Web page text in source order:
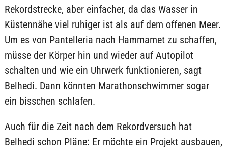
Rekordstrecke, aber einfacher, da das Wasser in
Küstennähe viel ruhiger ist als auf dem offenen Meer.
Um es von Pantelleria nach Hammamet zu schaffen,
müsse der Körper hin und wieder auf Autopilot
schalten und wie ein Uhrwerk funktionieren, sagt
Belhedi. Dann könnten Marathonschwimmer sogar
ein bisschen schlafen.
Auch für die Zeit nach dem Rekordversuch hat
Belhedi schon Pläne: Er möchte ein Projekt ausbauen,